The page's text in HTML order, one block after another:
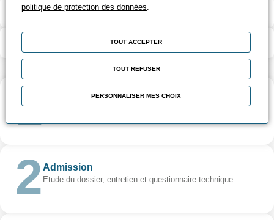
Passerelles - Métiers - Débouchés
Contenu de la formation
Inscription
Admission
Etude du dossier, entretien et questionnaire technique
politique de protection des données
TOUT ACCEPTER
TOUT REFUSER
PERSONNALISER MES CHOIX